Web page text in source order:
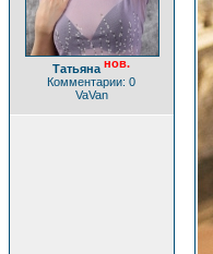
Татьяна нов.
Комментарии: 0
VaVan